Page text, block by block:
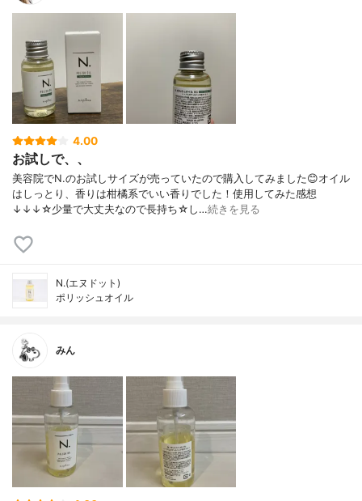
4.00
お試しで、、
美容院でN.のお試しサイズが売っていたので購入してみました😊オイル
はしっとり、香りは柑橘系でいい香りでした！使用してみた感想
↓↓↓☆少量で大丈夫なので長持ち☆し…続きを見る
N.(エヌドット)
ポリッシュオイル
みん